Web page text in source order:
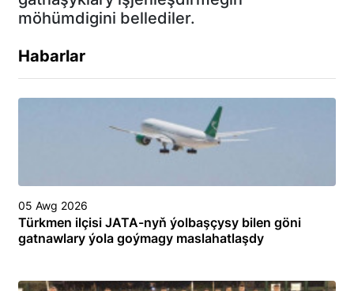
möhümdigini bellediler.
Habarlar
05 Awg 2026
Türkmen ilçisi JATA-nyň ýolbaşçysy bilen göni
gatnawlary ýola goýmagy maslahatlaşdy